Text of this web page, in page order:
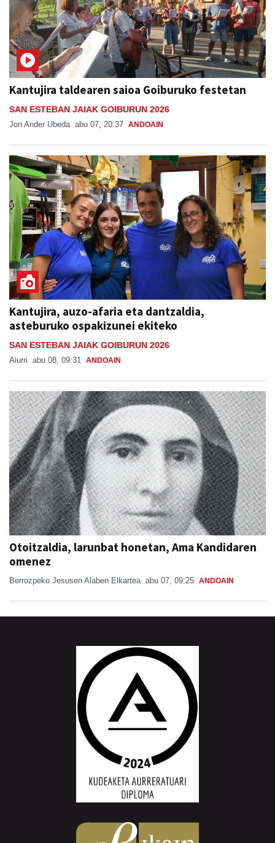
Kantujira taldearen saioa Goiburuko festetan
SAN ESTEBAN JAIAK GOIBURUN 2026
Jon Ander Ubeda abu 07, 20:37 ANDOAIN
Kantujira, auzo-afaria eta dantzaldia,
asteburuko ospakizunei ekiteko
SAN ESTEBAN JAIAK GOIBURUN 2026
Aiurri abu 08, 09:31 ANDOAIN
Otoitzaldia, larunbat honetan, Ama Kandidaren
omenez
Berrozpeko Jesusen Alaben Elkartea abu 07, 09:25 ANDOAIN